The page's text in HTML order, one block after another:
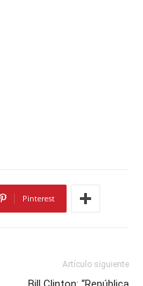
Pinterest
Artículo siguiente